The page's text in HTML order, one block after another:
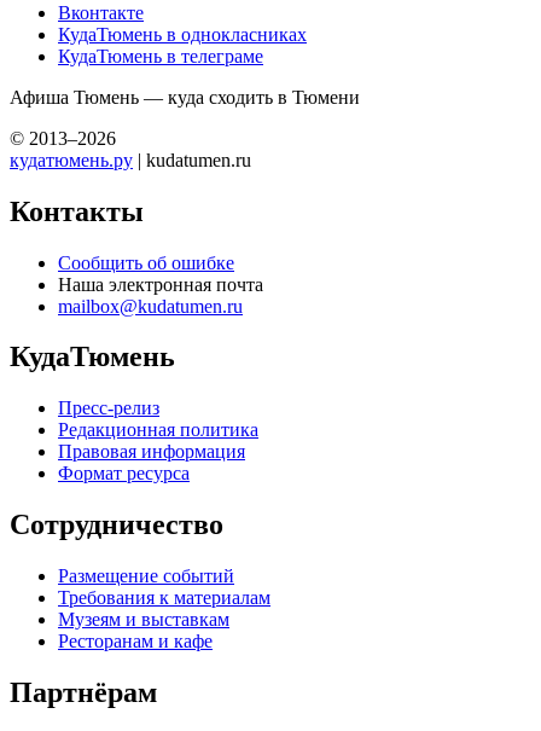
Вконтакте
КудаТюмень в однокласниках
КудаТюмень в телеграме
Афиша Тюмень — куда сходить в Тюмени
© 2013–2026
кудатюмень.ру | kudatumen.ru
Контакты
Сообщить об ошибке
Наша электронная почта
mailbox@kudatumen.ru
КудаТюмень
Пресс-релиз
Редакционная политика
Правовая информация
Формат ресурса
Сотрудничество
Размещение событий
Требования к материалам
Музеям и выставкам
Ресторанам и кафе
Партнёрам